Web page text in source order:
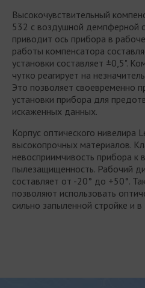
Высокочувствительный
532 с воздушной демпферной
приводит ось прибора в
работы компенсатора
установки составляет ±0,5".
чутко реагирует на
Это позволяет своевременно
установки прибора для
искаженных данных.
Корпус оптического нивелира
высокопрочных материалов.
невосприимчивость прибора
пылезащищенность. Рабочий
составляет от -20° до +50°.
позволяют использовать
сильно запыленной стройке и